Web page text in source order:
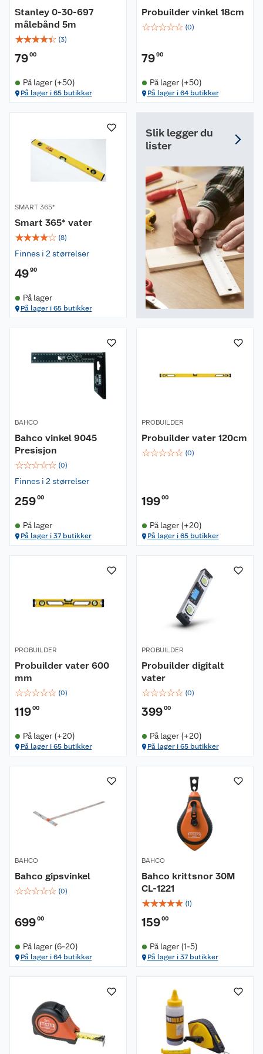
Stanley 0-30-697
målebånd 5m
☆☆☆☆☆ (3)
7900
På lager (+50)
På lager i 65 butikker
Probuilder vinkel 18cm
☆☆☆☆☆ (0)
7990
På lager (+50)
På lager i 64 butikker
SMART 365*
Smart 365* vater
☆☆☆☆☆ (8)
Finnes i 2 størrelser
4990
På lager
På lager i 65 butikker
Slik legger du
lister
BAHCO
Bahco vinkel 9045
Presisjon
☆☆☆☆☆ (0)
Finnes i 2 størrelser
25900
På lager
På lager i 37 butikker
PROBUILDER
Probuilder vater 120cm
☆☆☆☆☆ (0)
19900
På lager (+20)
På lager i 65 butikker
PROBUILDER
Probuilder vater 600
mm
☆☆☆☆☆ (0)
11900
På lager (+20)
På lager i 65 butikker
PROBUILDER
Probuilder digitalt
vater
☆☆☆☆☆ (0)
39900
På lager (+20)
På lager i 65 butikker
BAHCO
Bahco gipsvinkel
☆☆☆☆☆ (0)
69900
På lager (6-20)
På lager i 64 butikker
BAHCO
Bahco krittsnor 30M
CL-1221
☆☆☆☆☆ (1)
15900
På lager (1-5)
På lager i 37 butikker
Kundeservice
Butikker
Om oss
Nyheter
Våre merkevarer